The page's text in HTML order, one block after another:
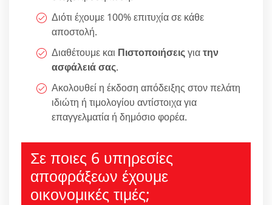
Διότι έχουμε 100% επιτυχία σε κάθε
αποστολή.
Διαθέτουμε και Πιστοποιήσειςγιατην
ασφάλειά σας.
Ακολουθεί η έκδοση απόδειξης στον πελάτη
ιδιώτη ή τιμολογίου αντίστοιχα για
επαγγελματία ή δημόσιο φορέα.
Σε ποιες 6 υπηρεσίες
αποφράξεων έχουμε
οικονομικές τιμές;